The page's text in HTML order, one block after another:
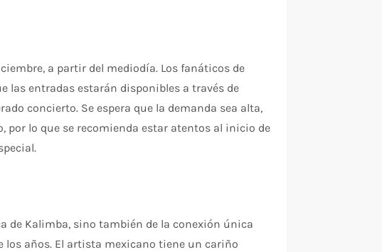
a partir del mediodía. Los fanáticos de
las entradas estarán disponibles a través de
concierto. Se espera que la demanda sea alta,
por lo que se recomienda estar atentos al inicio de
de Kalimba, sino también de la conexión única
los años. El artista mexicano tiene un cariño